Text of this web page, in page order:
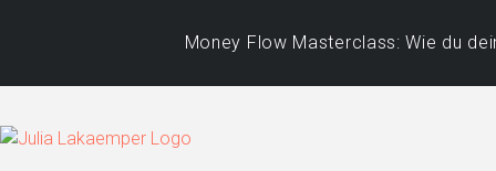
Money Flow Masterclass: Wie du